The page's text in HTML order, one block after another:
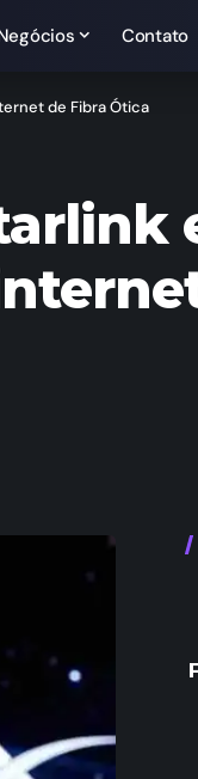
Contato
de Fibra Ótica